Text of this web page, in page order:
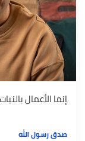
إنما الأعمال
صدق رسول الله